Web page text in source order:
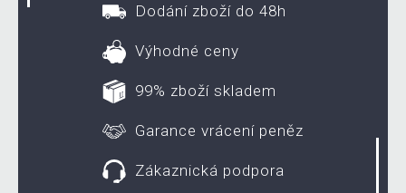
Dodání zboží do 48h
Výhodné ceny
99% zboží skladem
Garance vrácení peněz
Zákaznická podpora